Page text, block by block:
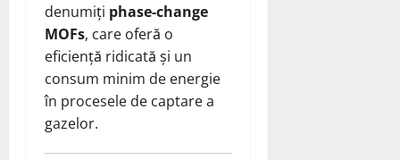
denumiți phase-change
MOFs, care oferă o
eficiență ridicată și un
consum minim de energie
în procesele de captare a
gazelor.